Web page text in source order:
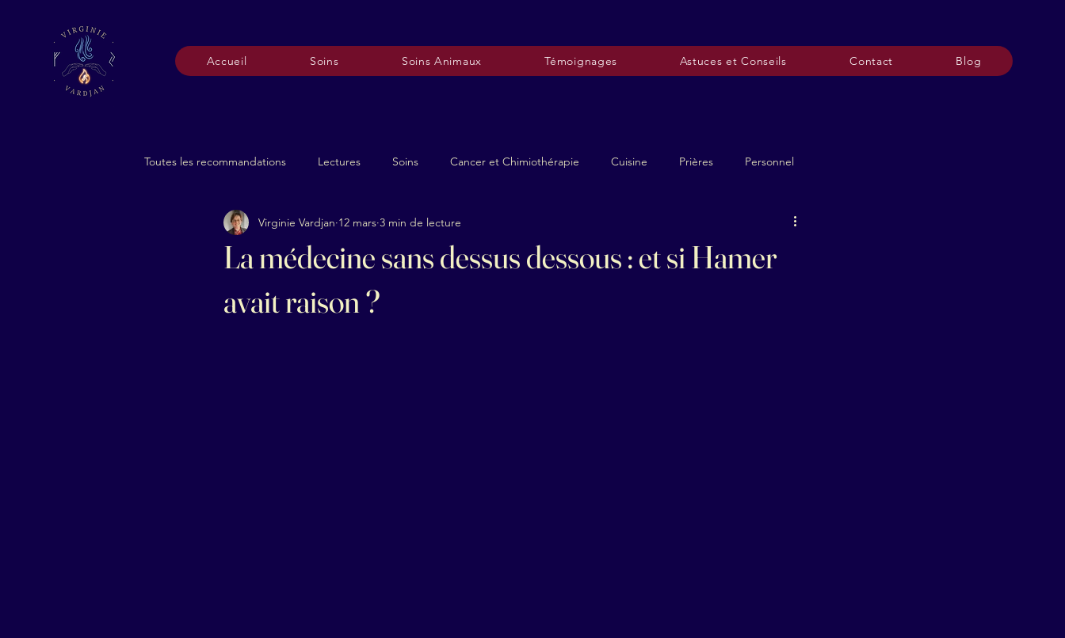
Accueil Soins Soins Animaux Témoignages Astuces et Conseils Contact Blog
Toutes les recommandations Lectures Soins Cancer et Chimiothérapie Cuisine Prières Personnel
La médecine sans dessus dessous : et si Hamer
avait raison ?
Virginie Vardjan 12 mars 3 min de lecture